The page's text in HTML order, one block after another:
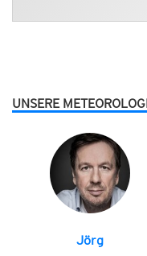
UNSERE
Jörg